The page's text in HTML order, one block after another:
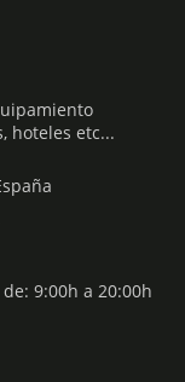
hoteles etc...
9:00h a 20:00h